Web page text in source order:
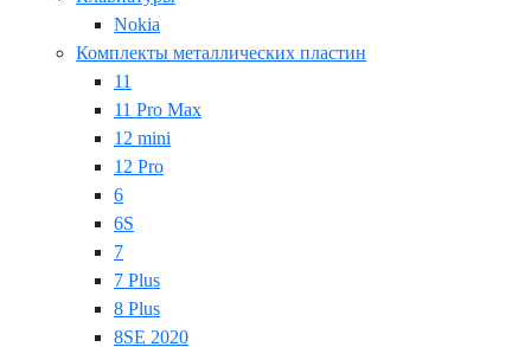
Nokia
Комплекты металлических пластин
11
11 Pro Max
12 mini
12 Pro
6
6S
7
7 Plus
8 Plus
8SE 2020